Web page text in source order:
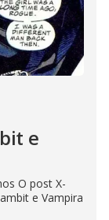
e
O post X-
e Vampira